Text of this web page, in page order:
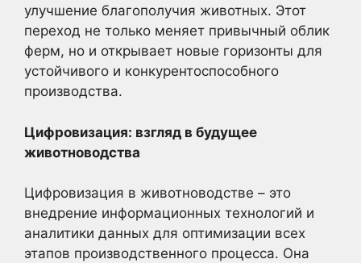
улучшение благополучия животных. Этот
переход не только меняет привычный облик
ферм, но и открывает новые горизонты для
устойчивого и конкурентоспособного
производства.
Цифровизация: взгляд в будущее
животноводства
Цифровизация в животноводстве – это
внедрение информационных технологий и
аналитики данных для оптимизации всех
этапов производственного процесса. Она